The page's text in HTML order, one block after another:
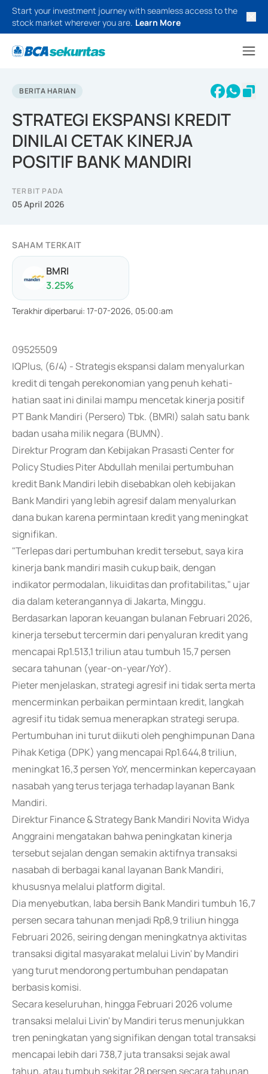
Start your investment journey with seamless access to the
stock market wherever you are. Learn More
BERITA HARIAN
STRATEGI EKSPANSI KREDIT
DINILAI CETAK KINERJA
POSITIF BANK MANDIRI
TERBIT PADA
05 April 2026
SAHAM TERKAIT
BMRI
3.25%
Terakhir diperbarui: 17-07-2026, 05:00:am
09525509
IQPlus, (6/4) - Strategis ekspansi dalam menyalurkan
kredit di tengah perekonomian yang penuh kehati-
hatian saat ini dinilai mampu mencetak kinerja positif
PT Bank Mandiri (Persero) Tbk. (BMRI) salah satu bank
badan usaha milik negara (BUMN).
Direktur Program dan Kebijakan Prasasti Center for
Policy Studies Piter Abdullah menilai pertumbuhan
kredit Bank Mandiri lebih disebabkan oleh kebijakan
Bank Mandiri yang lebih agresif dalam menyalurkan
dana bukan karena permintaan kredit yang meningkat
signifikan.
"Terlepas dari pertumbuhan kredit tersebut, saya kira
kinerja bank mandiri masih cukup baik, dengan
indikator permodalan, likuiditas dan profitabilitas," ujar
dia dalam keterangannya di Jakarta, Minggu.
Berdasarkan laporan keuangan bulanan Februari 2026,
kinerja tersebut tercermin dari penyaluran kredit yang
mencapai Rp1.513,1 triliun atau tumbuh 15,7 persen
secara tahunan (year-on-year/YoY).
Pieter menjelaskan, strategi agresif ini tidak serta merta
mencerminkan perbaikan permintaan kredit, langkah
agresif itu tidak semua menerapkan strategi serupa.
Pertumbuhan ini turut diikuti oleh penghimpunan Dana
Pihak Ketiga (DPK) yang mencapai Rp1.644,8 triliun,
meningkat 16,3 persen YoY, mencerminkan kepercayaan
nasabah yang terus terjaga terhadap layanan Bank
Mandiri.
Direktur Finance & Strategy Bank Mandiri Novita Widya
Anggraini mengatakan bahwa peningkatan kinerja
tersebut sejalan dengan semakin aktifnya transaksi
nasabah di berbagai kanal layanan Bank Mandiri,
khususnya melalui platform digital.
Dia menyebutkan, laba bersih Bank Mandiri tumbuh 16,7
persen secara tahunan menjadi Rp8,9 triliun hingga
Februari 2026, seiring dengan meningkatnya aktivitas
transaksi digital masyarakat melalui Livin' by Mandiri
yang turut mendorong pertumbuhan pendapatan
berbasis komisi.
Secara keseluruhan, hingga Februari 2026 volume
transaksi melalui Livin' by Mandiri terus menunjukkan
tren peningkatan yang signifikan dengan total transaksi
mencapai lebih dari 738,7 juta transaksi sejak awal
tahun, atau tumbuh sekitar 28 persen secara tahunan